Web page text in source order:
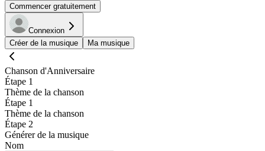
Commencer gratuitement
Connexion
Créer de la musique
Ma musique
Chanson d'Anniversaire
Étape 1
Thème de la chanson
Étape 1
Thème de la chanson
Étape 2
Générer de la musique
Nom